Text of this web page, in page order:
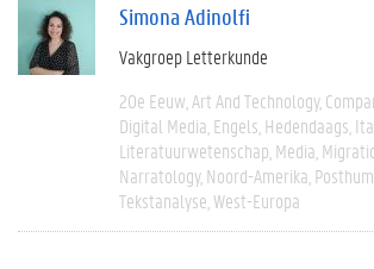
Simona Adinolfi
Vakgroep Letterkunde
20e Eeuw Art And Technology
Digital Media Engels Hedendaags
Literatuurwetenschap Media
Narratology Noord-Amerika
Tekstanalyse West-Europa